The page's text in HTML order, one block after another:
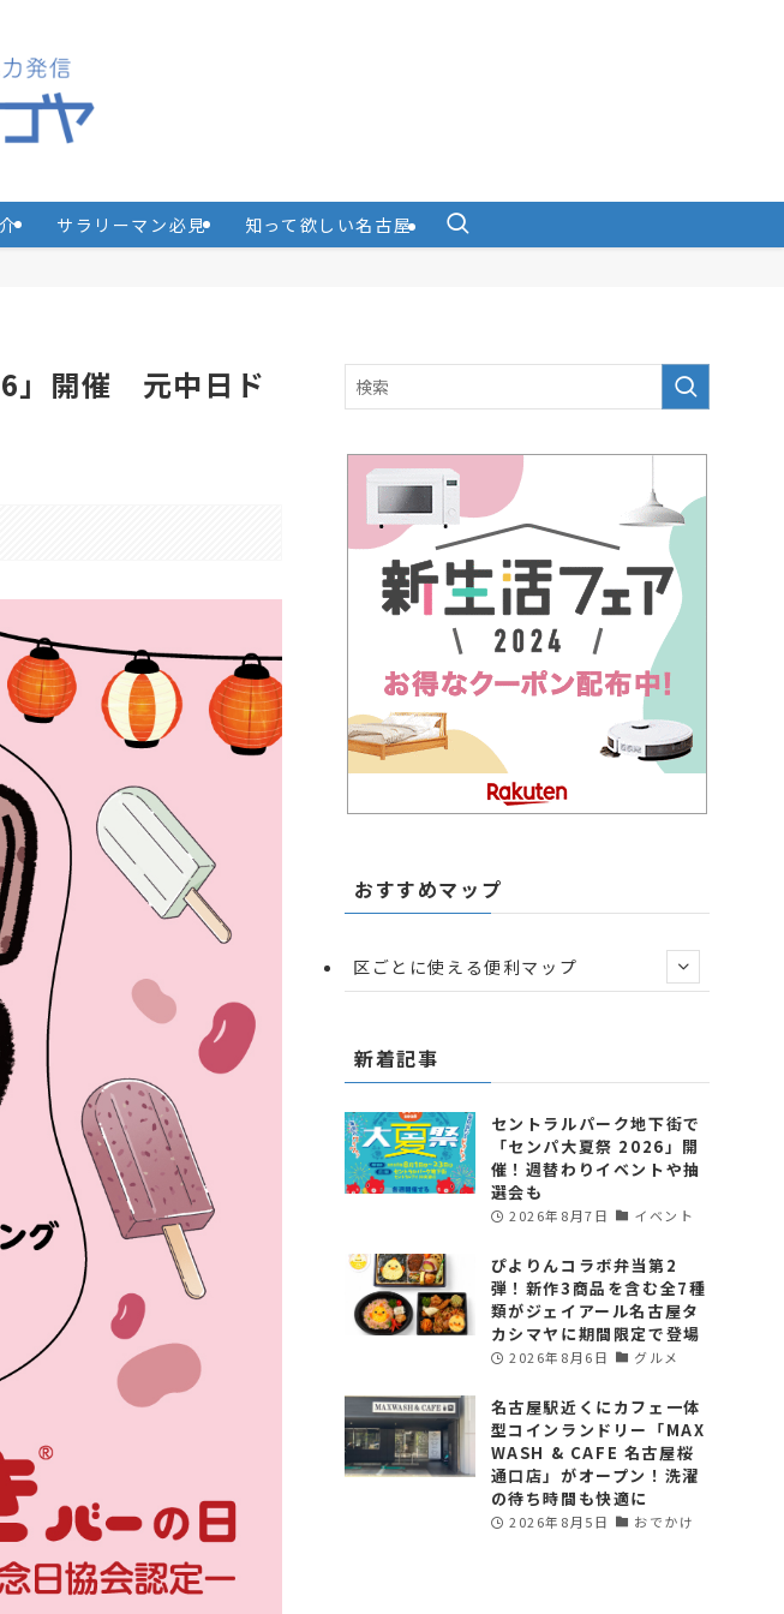
サラリーマン必見 知って欲しい名古屋
」開催 元中日ド
おすすめマップ
区ごとに使える便利マップ
新着記事
セントラルパーク地下街で
「センパ大夏祭 2026」開
催！週替わりイベントや抽
選会も
2026年8月7日 イベント
ぴよりんコラボ弁当第2
弾！新作3商品を含む全7種
類がジェイアール名古屋タ
カシマヤに期間限定で登場
2026年8月6日 グルメ
名古屋駅近くにカフェ一体
型コインランドリー「MAX
WASH & CAFE 名古屋桜
通口店」がオープン！洗濯
の待ち時間も快適に
2026年8月5日 おでかけ